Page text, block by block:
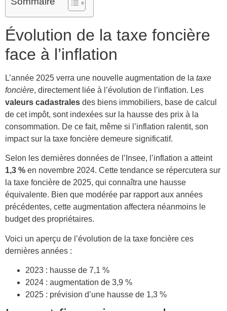
Évolution de la taxe foncière
face à l’inflation
L’année 2025 verra une nouvelle augmentation de la taxe
foncière, directement liée à l’évolution de l’inflation. Les
valeurs cadastrales des biens immobiliers, base de calcul
de cet impôt, sont indexées sur la hausse des prix à la
consommation. De ce fait, même si l’inflation ralentit, son
impact sur la taxe foncière demeure significatif.
Selon les dernières données de l’Insee, l’inflation a atteint
1,3 % en novembre 2024. Cette tendance se répercutera sur
la taxe foncière de 2025, qui connaîtra une hausse
équivalente. Bien que modérée par rapport aux années
précédentes, cette augmentation affectera néanmoins le
budget des propriétaires.
Voici un aperçu de l’évolution de la taxe foncière ces
dernières années :
2023 : hausse de 7,1 %
2024 : augmentation de 3,9 %
2025 : prévision d’une hausse de 1,3 %